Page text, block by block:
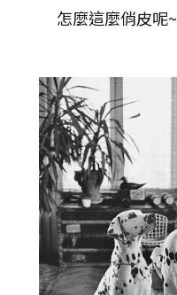
怎麼這麼俏皮呢~